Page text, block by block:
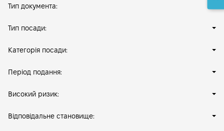
Тип документа:
Тип посади:
Категорія посади:
Період подання:
Високий ризик:
Відповідальне становище: